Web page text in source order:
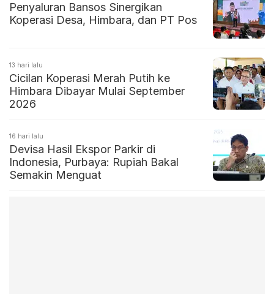
Penyaluran Bansos Sinergikan
Koperasi Desa, Himbara, dan PT Pos
13 hari lalu
Cicilan Koperasi Merah Putih ke
Himbara Dibayar Mulai September
2026
16 hari lalu
Devisa Hasil Ekspor Parkir di
Indonesia, Purbaya: Rupiah Bakal
Semakin Menguat